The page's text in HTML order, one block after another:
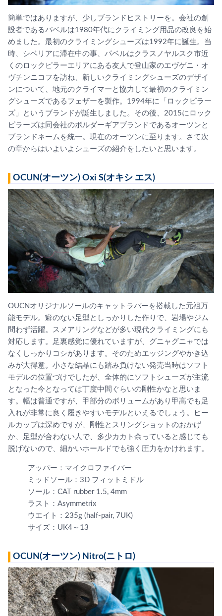
簡単ではありますが、少しブランドヒストリーを。会社の創
設者であるパベルは1980年代にクライミング用品の改良を始
めました。最初のクライミングシューズは1992年に誕生。当
時、シベリアに滞在中の事、パベルはクラスノヤルスク市近
くのロックピラーエリアにある友人で登山家のエヴゲニ・オ
ヴチンニコフを訪ね、新しいクライミングシューズのデザイ
ンについて、地元のクライマーと協力して最初のクライミン
グシューズであるフェザーを製作。1994年に「ロックピラー
ズ」というブランドが誕生しました。その後、2015にロック
ピラーズは同会社のボルダーギアブランドであるオーツンと
ブランドネームを統一。現在のオーツンに至ります。さて次
の章からはいよいよシューズの紹介をしたいと思います。
OCUN(オーツン) Oxi S(オキシ エス)
OUCNオリジナルソールのキャットラバーを搭載した元祖万
能モデル。癖のない足型としっかりした作りで、岩場やジム
問わず活躍。スメアリングなどが多い現代クライミングにも
対応します。足裏感覚に優れていますが、グニャグニャでは
なくしっかりコシがあります。そのためエッジングやかき込
みが大得意。小さな結晶にも踏み負けない発売当時はソフト
モデルの位置づけでしたが、全体的にソフトシューズが主流
となった今となっては丁度中間ぐらいの剛性かなと思いま
す。幅は普通ですが、甲部分のボリュームがあり甲高でも足
入れが非常に良く履きやすいモデルといえるでしょう。ヒー
ルカップは深めですが、剛性とスリングショットのおかげ
か、足型が合わない人で、多少カカト余っていると感じても
脱げないので、細かいホールドでも強く圧力をかけれます。
アッパー：マイクロファイバー
ミッドソール：3D フィットミドル
ソール：CAT rubber 1.5, 4mm
ラスト：Asymmetrix
ウエイト：235g (half-pair, 7UK)
サイズ：UK4～13
OCUN(オーツン) Nitro(ニトロ)